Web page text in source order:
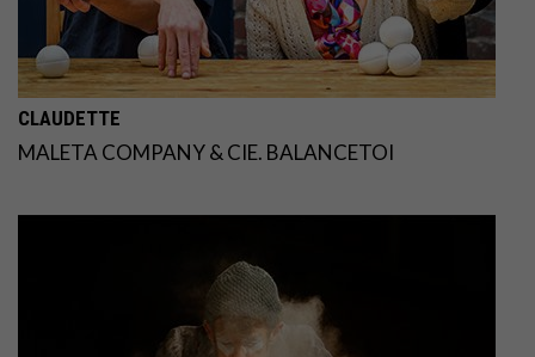
CLAUDETTE
MALETA COMPANY & CIE. BALANCETOI